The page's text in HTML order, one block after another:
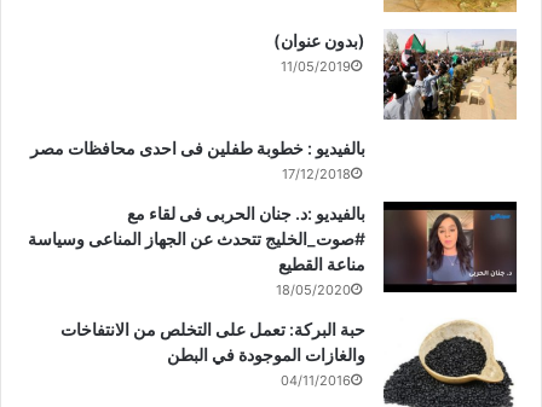
(بدون عنوان)
11/05/2019
بالفيديو : خطوبة طفلين فى احدى محافظات مصر
17/12/2018
بالفيديو :د. جنان الحربى فى لقاء مع
#صوت_الخليج تتحدث عن الجهاز المناعى وسياسة
مناعة القطيع
18/05/2020
حبة البركة: تعمل على التخلص من الانتفاخات
والغازات الموجودة في البطن
04/11/2016